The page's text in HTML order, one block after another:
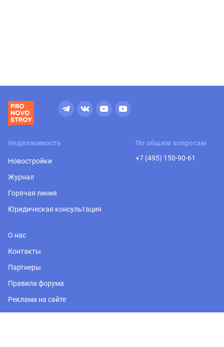
Недвижимость
Новостройки
Журнал
Горячая линия
Юридическая консультация
По общим вопросам
+7 (495) 150-90-61
О нас
Контакты
Партнеры
Правила форума
Реклама на сайте